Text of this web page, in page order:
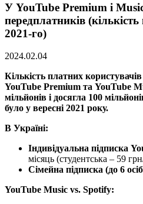
У YouTube Premium і
передплатників (кількість
2021-го)
2024.02.04
Кількість платних
YouTube Premium та YouTube
мільйонів і досягла 100
було у вересні 2021 року.
В Україні:
Індивідуальна підписка
місяць (студентська – 59
Сімейна підписка (до 6
YouTube Music vs. Spotify: